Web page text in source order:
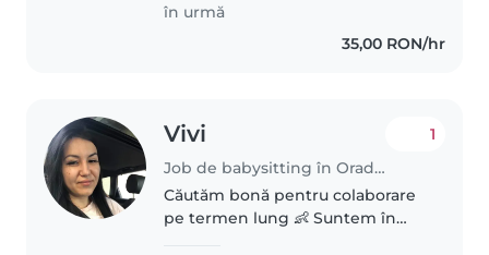
în urmă
35,00 RON/hr
Vivi
Job de babysitting în Oradea
1
Căutăm bonă pentru colaborare
pe termen lung 👶 Suntem în